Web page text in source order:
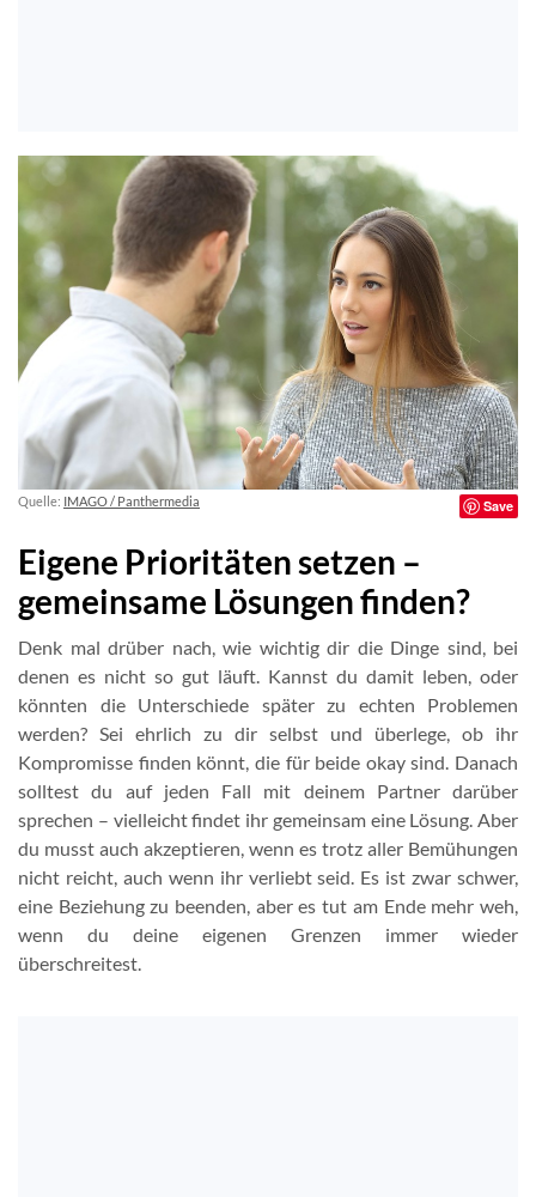
Quelle: IMAGO / Panthermedia Save
Eigene Prioritäten setzen –
gemeinsame Lösungen finden?
Denk mal drüber nach, wie wichtig dir die Dinge sind, bei
denen es nicht so gut läuft. Kannst du damit leben, oder
könnten die Unterschiede später zu echten Problemen
werden? Sei ehrlich zu dir selbst und überlege, ob ihr
Kompromisse finden könnt, die für beide okay sind. Danach
solltest du auf jeden Fall mit deinem Partner darüber
sprechen – vielleicht findet ihr gemeinsam eine Lösung. Aber
du musst auch akzeptieren, wenn es trotz aller Bemühungen
nicht reicht, auch wenn ihr verliebt seid. Es ist zwar schwer,
eine Beziehung zu beenden, aber es tut am Ende mehr weh,
wenn du deine eigenen Grenzen immer wieder
überschreitest.